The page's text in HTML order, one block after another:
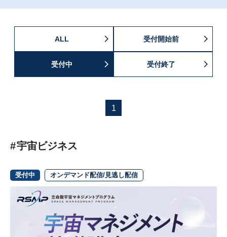
ALL 受付開始前
受付中 受付終了
1
宇宙ビジネス
受付中 オンデマンド配信/見逃し配信